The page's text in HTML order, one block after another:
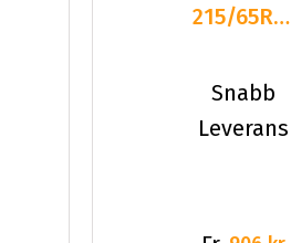
215/65R16
TREK
M900 ICE
STUDDED
Snabb
Leverans